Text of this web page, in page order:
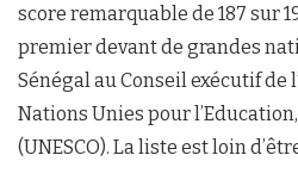
score remarquable de 187 sur
premier devant de grandes
Sénégal au Conseil exécutif de
Nations Unies pour
(UNESCO). La liste est loin